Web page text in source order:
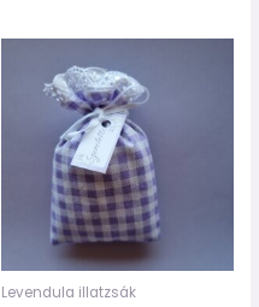
Levendula illatzsák